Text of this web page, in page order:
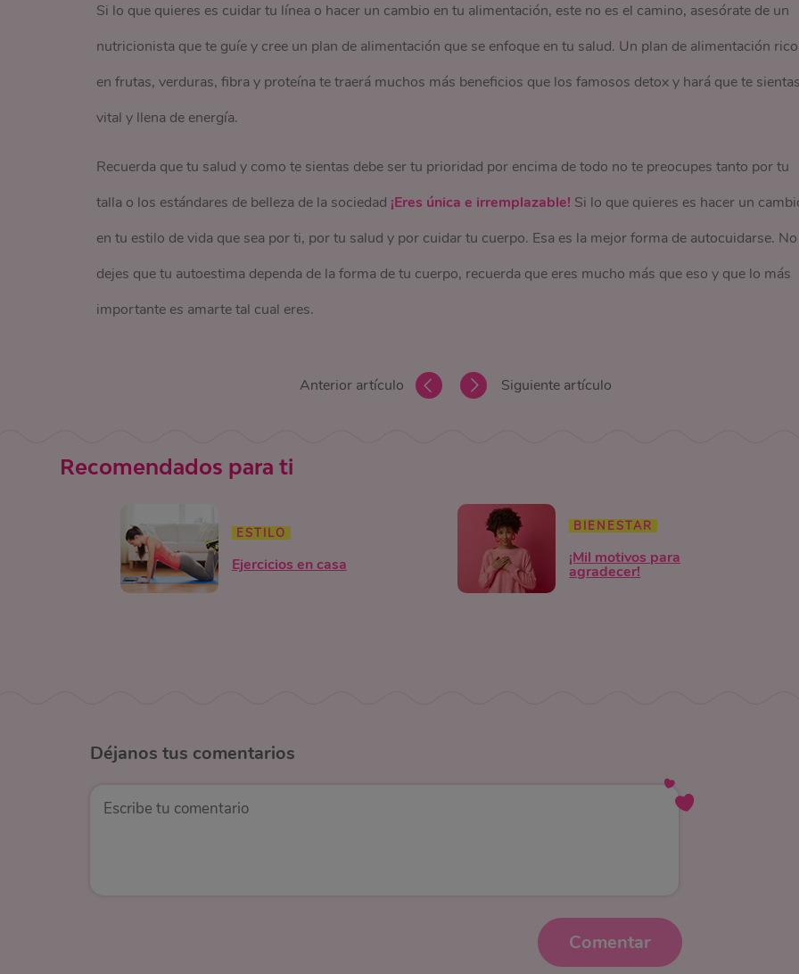
Si lo que quieres es cuidar tu línea o hacer un cambio en tu alimentación, este no es el camino, asesórate de un
nutricionista que te guíe y cree un plan de alimentación que se enfoque en tu salud. Un plan de alimentación rico
en frutas, verduras, fibra y proteína te traerá muchos más beneficios que los famosos detox y hará que te sientas
vital y llena de energía.
Recuerda que tu salud y como te sientas debe ser tu prioridad por encima de todo no te preocupes tanto por tu
talla o los estándares de belleza de la sociedad ¡Eres única e irremplazable! Si lo que quieres es hacer un
en tu estilo de vida que sea por ti, por tu salud y por cuidar tu cuerpo. Esa es la mejor forma de autocuidarse. No
dejes que tu autoestima dependa de la forma de tu cuerpo, recuerda que eres mucho más que eso y que lo más
importante es amarte tal cual eres.
Anterior artículo Siguiente artículo
Recomendados para ti
ESTILO
Ejercicios en casa
BIENESTAR
¡Mil motivos para
agradecer!
Déjanos tus comentarios
Comentar